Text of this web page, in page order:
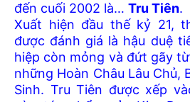
đến cuối 2002 là… Tru Tiên.
Xuất hiện đầu thế kỷ 21,
được đánh giá là hậu duệ
hiệp còn mỏng và đứt gãy
những Hoàn Châu Lâu Chủ,
Sinh. Tru Tiên được xếp